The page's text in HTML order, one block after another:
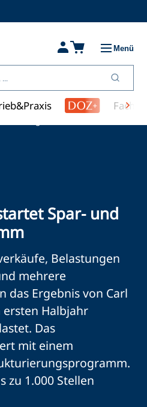
Menü
Spar- und
Belastungen
mehrere
das Ergebnis von Carl
ersten Halbjahr
Das
mit einem
zu 1.000 Stellen